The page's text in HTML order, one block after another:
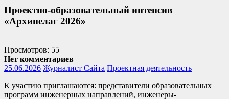
Проектно-образовательный интенсив
«Архипелаг 2026»
Просмотров: 55
Нет комментариев
25.06.2026 Журналист Сайта Проектная деятельность
К участию приглашаются: представители образовательных
программ инженерных направлений, инженеры-